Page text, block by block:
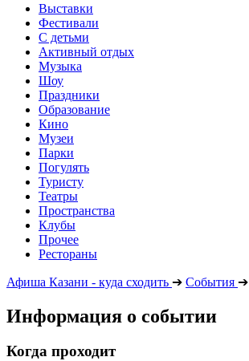
Выставки
Фестивали
С детьми
Активный отдых
Музыка
Шоу
Праздники
Образование
Кино
Музеи
Парки
Погулять
Туристу
Театры
Пространства
Клубы
Прочее
Рестораны
Афиша Казани - куда сходить ➔ События ➔
Информация о событии
Когда проходит